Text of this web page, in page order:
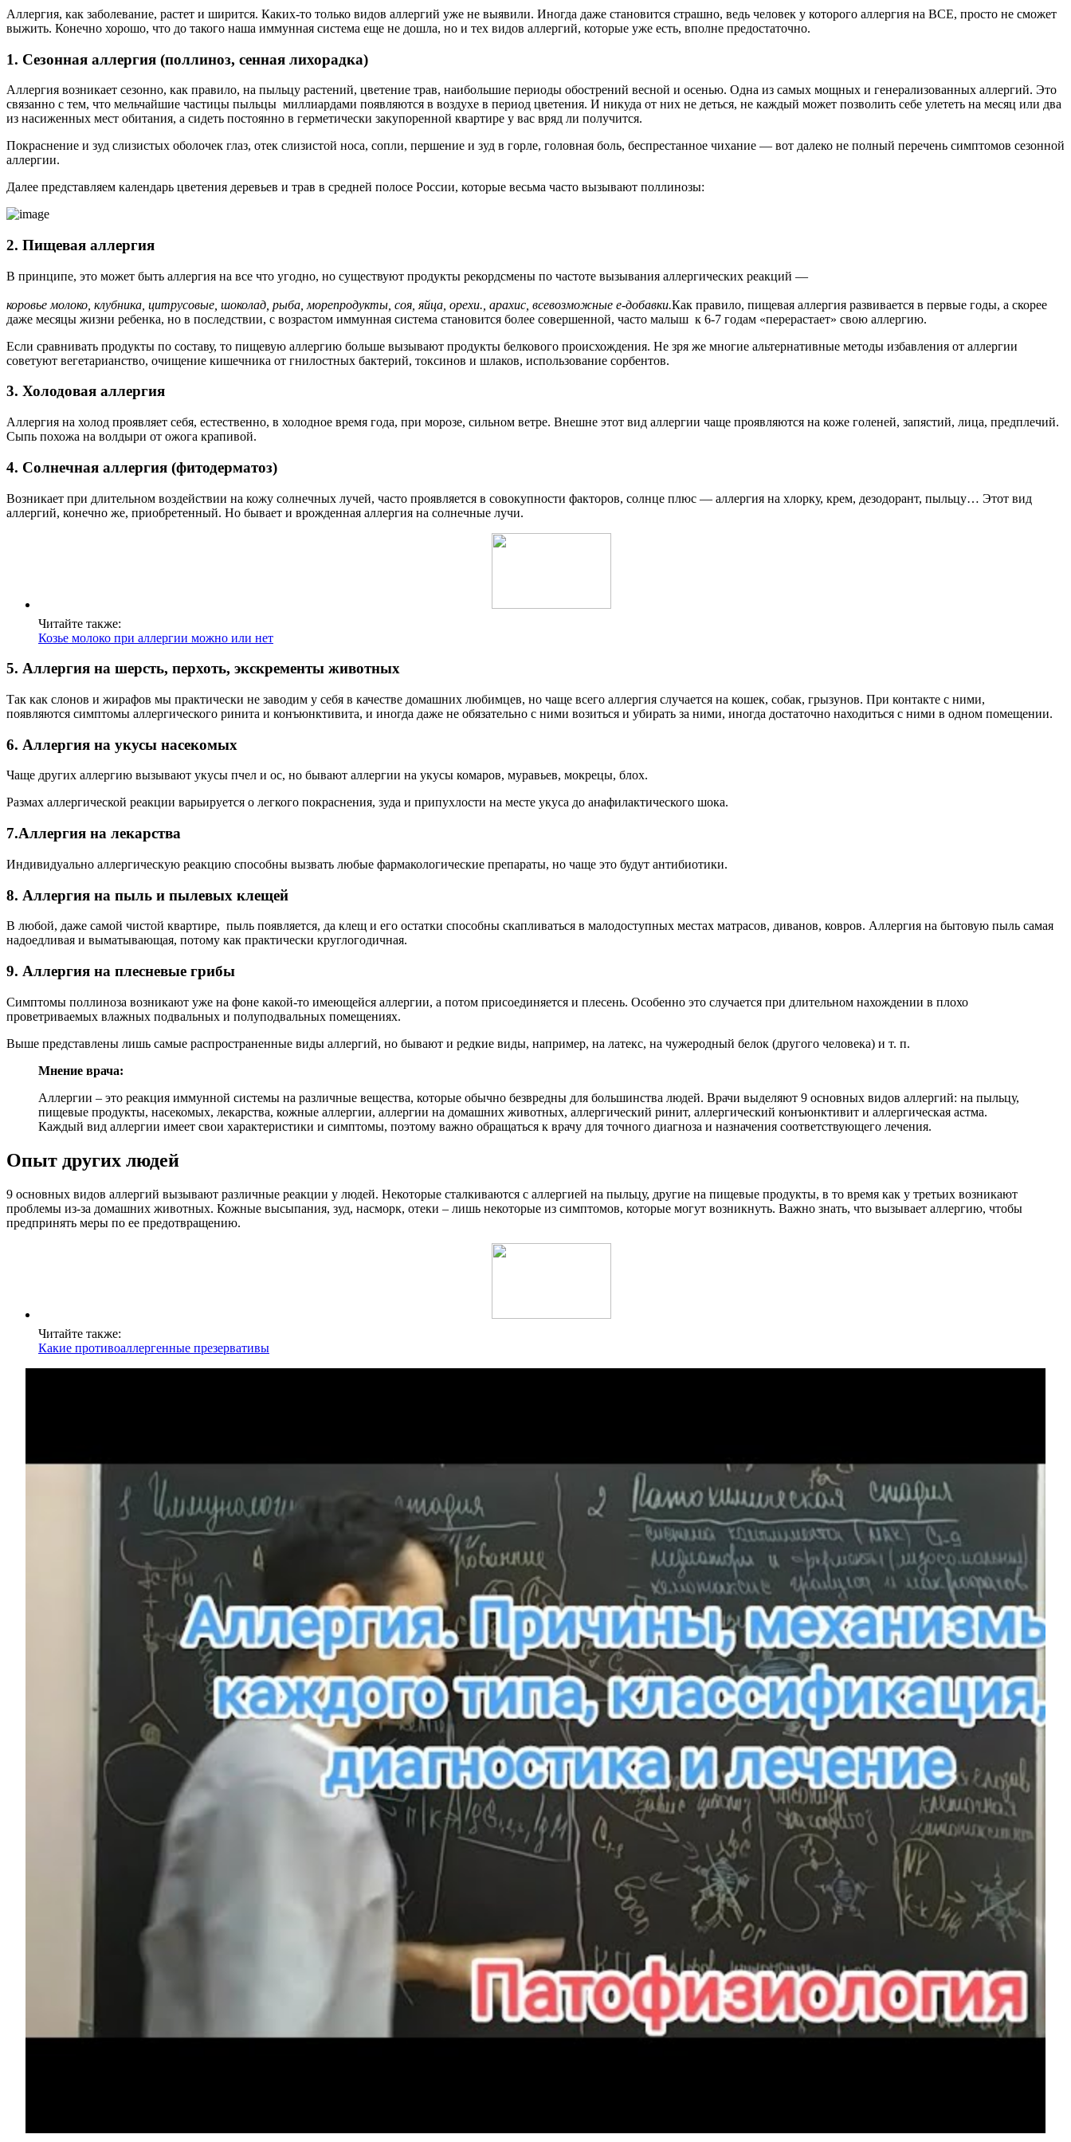
Аллергия, как заболевание, растет и ширится. Каких-то только видов аллергий уже не выявили. Иногда даже становится страшно, ведь человек у которого аллергия на ВСЕ, просто не сможет
выжить. Конечно хорошо, что до такого наша иммунная система еще не дошла, но и тех видов аллергий, которые уже есть, вполне предостаточно.
1. Сезонная аллергия (поллиноз, сенная лихорадка)
Аллергия возникает сезонно, как правило, на пыльцу растений, цветение трав, наибольшие периоды обострений весной и осенью. Одна из самых мощных и генерализованных аллергий. Это
связанно с тем, что мельчайшие частицы пыльцы миллиардами появляются в воздухе в период цветения. И никуда от них не деться, не каждый может позволить себе улететь на месяц или два
из насиженных мест обитания, а сидеть постоянно в герметически закупоренной квартире у вас вряд ли получится.
Покраснение и зуд слизистых оболочек глаз, отек слизистой носа, сопли, першение и зуд в горле, головная боль, беспрестанное чихание — вот далеко не полный перечень симптомов сезонной
аллергии.
Далее представляем календарь цветения деревьев и трав в средней полосе России, которые весьма часто вызывают поллинозы:
2. Пищевая аллергия
В принципе, это может быть аллергия на все что угодно, но существуют продукты рекордсмены по частоте вызывания аллергических реакций —
коровье молоко, клубника, цитрусовые, шоколад, рыба, морепродукты, соя, яйца, орехи., арахис, всевозможные е-добавки.Как правило, пищевая аллергия развивается в первые годы, а скорее
даже месяцы жизни ребенка, но в последствии, с возрастом иммунная система становится более совершенной, часто малыш к 6-7 годам «перерастает» свою аллергию.
Если сравнивать продукты по составу, то пищевую аллергию больше вызывают продукты белкового происхождения. Не зря же многие альтернативные методы избавления от аллергии
советуют вегетарианство, очищение кишечника от гнилостных бактерий, токсинов и шлаков, использование сорбентов.
3. Холодовая аллергия
Аллергия на холод проявляет себя, естественно, в холодное время года, при морозе, сильном ветре. Внешне этот вид аллергии чаще проявляются на коже голеней, запястий, лица, предплечий.
Сыпь похожа на волдыри от ожога крапивой.
4. Солнечная аллергия (фитодерматоз)
Возникает при длительном воздействии на кожу солнечных лучей, часто проявляется в совокупности факторов, солнце плюс — аллергия на хлорку, крем, дезодорант, пыльцу… Этот вид
аллергий, конечно же, приобретенный. Но бывает и врожденная аллергия на солнечные лучи.
Читайте также:
Козье молоко при аллергии можно или нет
5. Аллергия на шерсть, перхоть, экскременты животных
Так как слонов и жирафов мы практически не заводим у себя в качестве домашних любимцев, но чаще всего аллергия случается на кошек, собак, грызунов. При контакте с ними,
появляются симптомы аллергического ринита и конъюнктивита, и иногда даже не обязательно с ними возиться и убирать за ними, иногда достаточно находиться с ними в одном помещении.
6. Аллергия на укусы насекомых
Чаще других аллергию вызывают укусы пчел и ос, но бывают аллергии на укусы комаров, муравьев, мокрецы, блох.
Размах аллергической реакции варьируется о легкого покраснения, зуда и припухлости на месте укуса до анафилактического шока.
7.Аллергия на лекарства
Индивидуально аллергическую реакцию способны вызвать любые фармакологические препараты, но чаще это будут антибиотики.
8. Аллергия на пыль и пылевых клещей
В любой, даже самой чистой квартире, пыль появляется, да клещ и его остатки способны скапливаться в малодоступных местах матрасов, диванов, ковров. Аллергия на бытовую пыль самая
надоедливая и выматывающая, потому как практически круглогодичная.
9. Аллергия на плесневые грибы
Симптомы поллиноза возникают уже на фоне какой-то имеющейся аллергии, а потом присоединяется и плесень. Особенно это случается при длительном нахождении в плохо
проветриваемых влажных подвальных и полуподвальных помещениях.
Выше представлены лишь самые распространенные виды аллергий, но бывают и редкие виды, например, на латекс, на чужеродный белок (другого человека) и т. п.
Мнение врача:
Аллергии – это реакция иммунной системы на различные вещества, которые обычно безвредны для большинства людей. Врачи выделяют 9 основных видов аллергий: на пыльцу,
пищевые продукты, насекомых, лекарства, кожные аллергии, аллергии на домашних животных, аллергический ринит, аллергический конъюнктивит и аллергическая астма.
Каждый вид аллергии имеет свои характеристики и симптомы, поэтому важно обращаться к врачу для точного диагноза и назначения соответствующего лечения.
Опыт других людей
9 основных видов аллергий вызывают различные реакции у людей. Некоторые сталкиваются с аллергией на пыльцу, другие на пищевые продукты, в то время как у третьих возникают
проблемы из-за домашних животных. Кожные высыпания, зуд, насморк, отеки – лишь некоторые из симптомов, которые могут возникнуть. Важно знать, что вызывает аллергию, чтобы
предпринять меры по ее предотвращению.
Читайте также:
Какие противоаллергенные презервативы